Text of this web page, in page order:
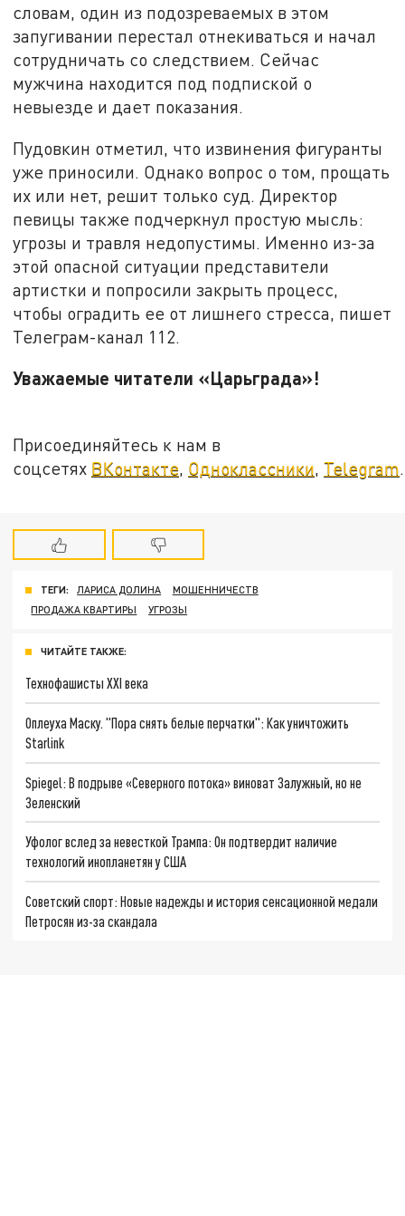
словам, один из подозреваемых в этом
запугивании перестал отнекиваться и начал
сотрудничать со следствием. Сейчас
мужчина находится под подпиской о
невыезде и дает показания.
Пудовкин отметил, что извинения фигуранты
уже приносили. Однако вопрос о том, прощать
их или нет, решит только суд. Директор
певицы также подчеркнул простую мысль:
угрозы и травля недопустимы. Именно из-за
этой опасной ситуации представители
артистки и попросили закрыть процесс,
чтобы оградить ее от лишнего стресса, пишет
Телеграм-канал 112.
Уважаемые читатели «Царьграда»!
Присоединяйтесь к нам в
соцсетях ВКонтакте, Одноклассники, Telegram.
ТЕГИ: ЛАРИСА ДОЛИНА
МОШЕННИЧЕСТВ
ПРОДАЖА КВАРТИРЫ
УГРОЗЫ
ЧИТАЙТЕ ТАКЖЕ:
Технофашисты XXI века
Оплеуха Маску. "Пора снять белые перчатки": Как уничтожить
Starlink
Spiegel: В подрыве «Северного потока» виноват Залужный, но не
Зеленский
Уфолог вслед за невесткой Трампа: Он подтвердит наличие
технологий инопланетян у США
Советский спорт: Новые надежды и история сенсационной медали
Петросян из-за скандала